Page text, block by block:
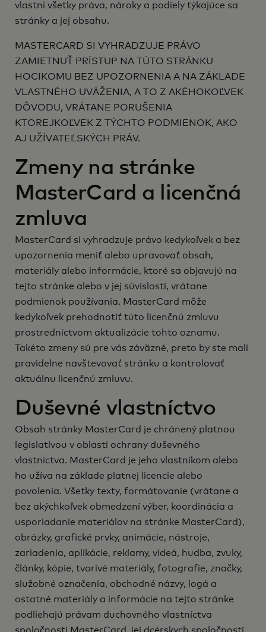
vlastní všetky práva, nároky a podiely týkajúce sa
stránky a jej obsahu.
MASTERCARD SI VYHRADZUJE PRÁVO
ZAMIETNUŤ PRÍSTUP NA TÚTO STRÁNKU
HOCIKOMU BEZ UPOZORNENIA A NA ZÁKLADE
VLASTNÉHO UVÁŽENIA, A TO Z AKÉHOKOĽVEK
DÔVODU, VRÁTANE PORUŠENIA
KTOREJKOĽVEK Z TÝCHTO PODMIENOK, AKO
AJ UŽÍVATEĽSKÝCH PRÁV.
Zmeny na stránke
MasterCard a licenčná
zmluva
MasterCard si vyhradzuje právo kedykoľvek a bez
upozornenia meniť alebo upravovať obsah,
materiály alebo informácie, ktoré sa objavujú na
tejto stránke alebo v jej súvislosti, vrátane
podmienok používania. MasterCard môže
kedykoľvek prehodnotiť túto licenčnú zmluvu
prostredníctvom aktualizácie tohto oznamu.
Takéto zmeny sú pre vás záväzné, preto by ste mali
pravidelne navštevovať stránku a kontrolovať
aktuálnu licenčnú zmluvu.
Duševné vlastníctvo
Obsah stránky MasterCard je chránený platnou
legislatívou v oblasti ochrany duševného
vlastníctva. MasterCard je jeho vlastníkom alebo
ho užíva na základe platnej licencie alebo
povolenia. Všetky texty, formátovanie (vrátane a
bez akýchkoľvek obmedzení výber, koordinácia a
usporiadanie materiálov na stránke MasterCard),
obrázky, grafické prvky, animácie, nástroje,
zariadenia, aplikácie, reklamy, videá, hudba, zvuky,
články, kópie, tvorivé materiály, fotografie, značky,
služobné označenia, obchodné názvy, logá a
ostatné materiály a informácie na tejto stránke
podliehajú právam duchovného vlastníctva